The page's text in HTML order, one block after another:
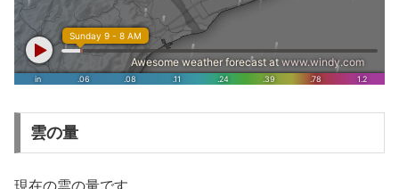
雲の量
現在の雲の量です。